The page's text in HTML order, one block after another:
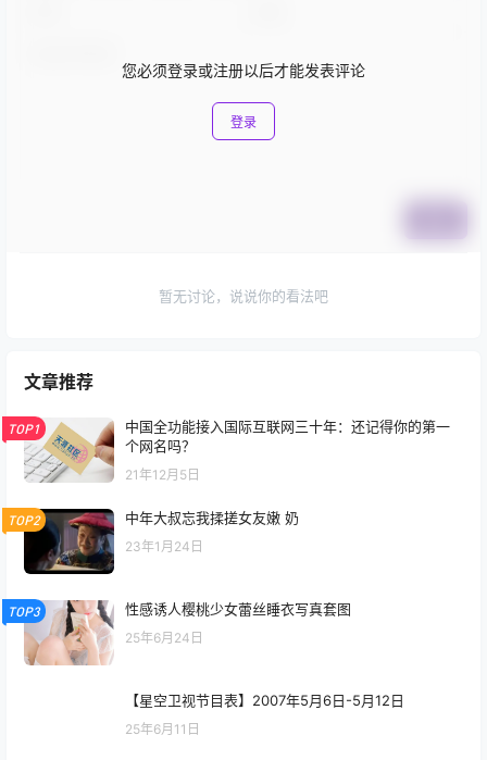
您必须登录或注册以后才能发表评论
登录
暂无讨论，说说你的看法吧
文章推荐
TOP1
中国全功能接入国际互联网三十年：还记得你的第一
个网名吗？
21年12月5日
TOP2 中年大叔忘我揉搓女友嫩 奶
23年1月24日
TOP3 性感诱人樱桃少女蕾丝睡衣写真套图
25年6月24日
【星空卫视节目表】2007年5月6日-5月12日
25年6月11日